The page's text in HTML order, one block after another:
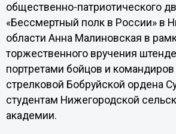
общественно-патриотического
«Бессмертный полк в России» в
области Анна Малиновская в
торжественного вручения
портретами бойцов и
стрелковой Бобруйской ордена
студентам Нижегородской
академии.